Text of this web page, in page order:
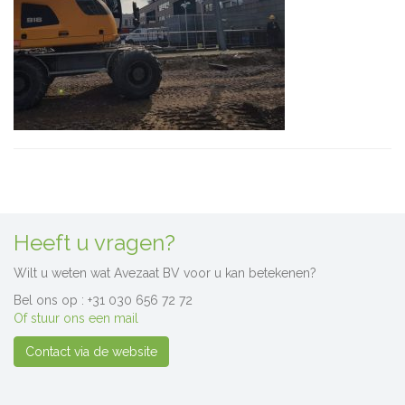
Heeft u vragen?
Wilt u weten wat Avezaat BV voor u kan betekenen?
Bel ons op : +31 030 656 72 72
Of stuur ons een mail
Contact via de website